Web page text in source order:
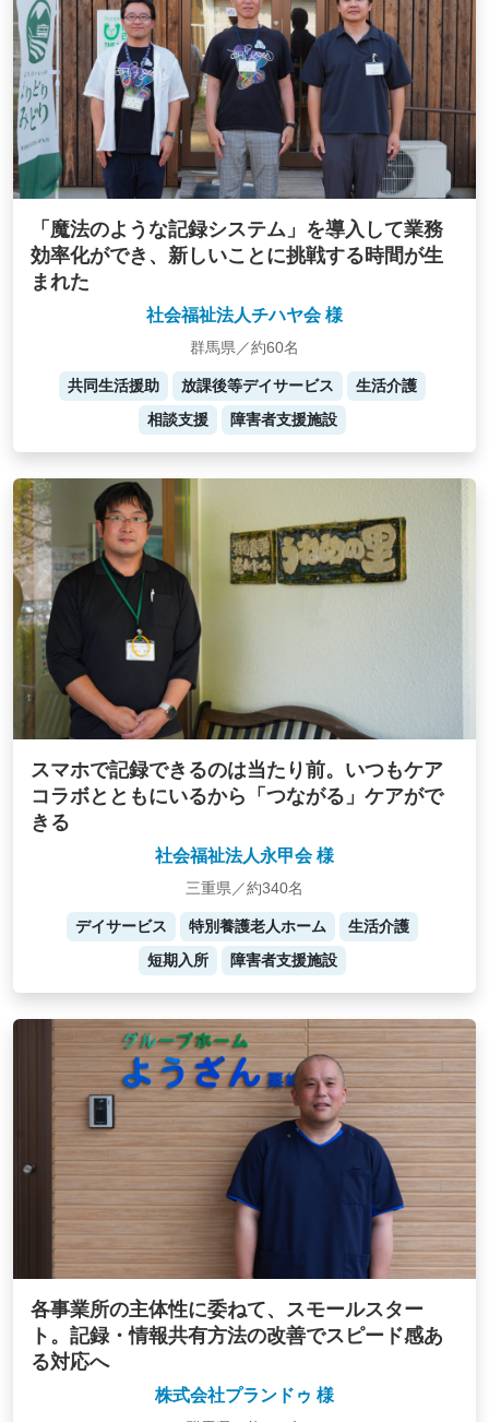
「魔法のような記録システム」を導入して業務
効率化ができ、新しいことに挑戦する時間が生
まれた
社会福祉法人チハヤ会 様
群馬県／約60名
共同生活援助 放課後等デイサービス
生活介護
相談支援
障害者支援施設
スマホで記録できるのは当たり前。いつもケア
コラボとともにいるから「つながる」ケアがで
きる
社会福祉法人永甲会 様
三重県／約340名
デイサービス 特別養護老人ホーム
生活介護
短期入所
障害者支援施設
各事業所の主体性に委ねて、スモールスター
ト。記録・情報共有方法の改善でスピード感あ
る対応へ
株式会社プランドゥ 様